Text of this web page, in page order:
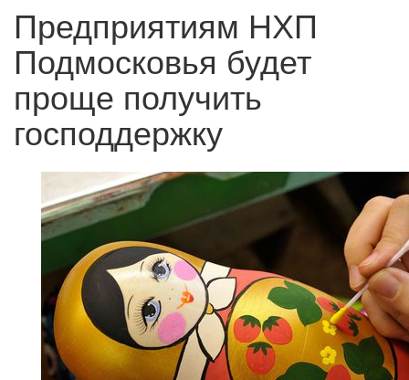
Предприятиям НХП
Подмосковья будет
проще получить
господдержку